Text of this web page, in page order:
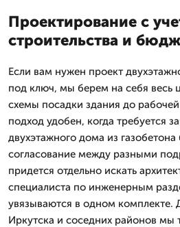
Проектирование с
строительства и
Если вам нужен проект
под ключ, мы берем на себя весь
схемы посадки здания до
подход удобен, когда требуется
двухэтажного дома из
согласование между разными
придется отдельно искать
специалиста по инженерным
увязываются в одном комплекте.
Иркутска и соседних районов мы